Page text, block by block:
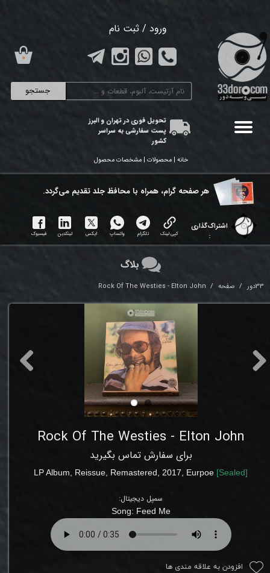
جستجو
ورود / ثبت نام
تغییر گذر واژه
سفارشات
تحویل فوری در تهران و البرز
پست سفارشی به سراسر
کشور
۰
خانه | محصولات | مشخصات محصول
هر ​صفحه گرام، همراه با محافظ جلد تقدیم می‌گردد.
اشتراک‌گذاری
:
کپی لینک تلگرام واتساپ ایکس لینکدین فیسبوک
33دور صفحه Rock Of The Westies - Elton John
Rock Of The Westies - Elton John
برای سفارش تماس بگیرید
LP Album, Reissue, Remastered, 2017, Eurpoe [Sealed]
سمپل دیجیتال:
Song: Feed Me
افزودن به علاقه مندی ها
بلاگ